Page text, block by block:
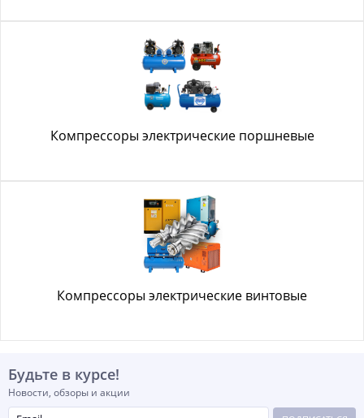
Компрессоры электрические поршневые
Компрессоры электрические винтовые
Будьте в курсе!
Новости, обзоры и акции